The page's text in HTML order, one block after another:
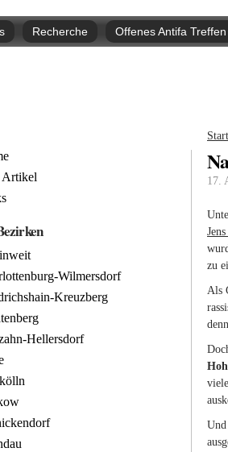
Recherche Offenes Antifa Treffen
Wilmersdorf
Kreuzberg
Hellersdorf
17.
zu
Als
Und